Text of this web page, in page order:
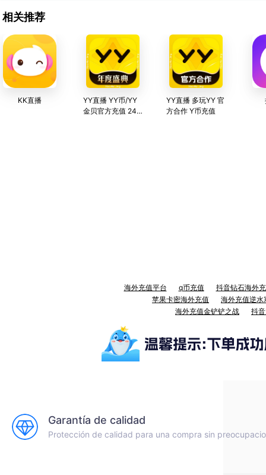
相关推荐
KK直播
YY直播 YY币/YY
金贝官方充值 24
YY直播 多玩YY 官
方合作 Y币充值
海外充值平台 q币充值
抖音钻石海外
苹果卡密海外充值
海外充值逆水
海外充值金铲铲之战
抖
Garantía de calidad
Protección de calidad para una compra sin